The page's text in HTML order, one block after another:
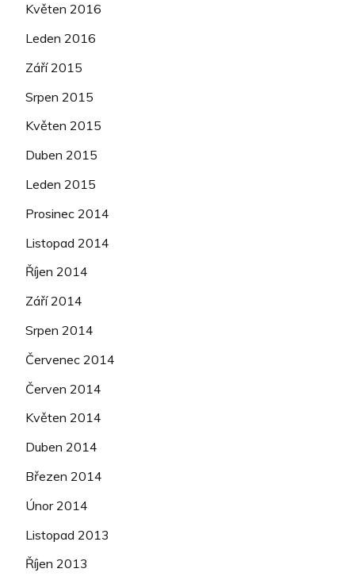
Květen 2016
Leden 2016
Září 2015
Srpen 2015
Květen 2015
Duben 2015
Leden 2015
Prosinec 2014
Listopad 2014
Říjen 2014
Září 2014
Srpen 2014
Červenec 2014
Červen 2014
Květen 2014
Duben 2014
Březen 2014
Únor 2014
Listopad 2013
Říjen 2013